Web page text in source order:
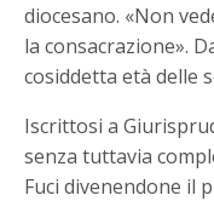
diocesano. «Non
la consacrazione».
cosiddetta età delle
Iscrittosi a
senza tuttavia
Fuci divenendone il